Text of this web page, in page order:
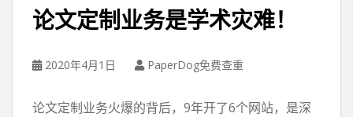
论文定制业务是学术灾难！
2020年4月1日 PaperDog免费查重
论文定制业务火爆的背后，9年开了6个网站，是深